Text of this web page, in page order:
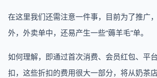
在这里我们还需注意一件事，目前为了推广
外，外卖单中，还易产生一些“薅羊毛”单。
如何理解，即通过首次消费、会员红包、平
扣，这些折扣的费用很大一部分，将从奶茶